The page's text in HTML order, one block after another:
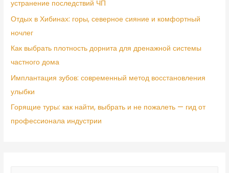
устранение последствий ЧП
Отдых в Хибинах: горы, северное сияние и комфортный
ночлег
Как выбрать плотность дорнита для дренажной системы
частного дома
Имплантация зубов: современный метод восстановления
улыбки
Горящие туры: как найти, выбрать и не пожалеть — гид от
профессионала индустрии